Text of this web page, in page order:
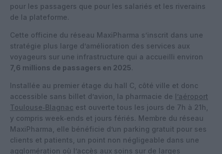
pour les passagers que pour les salariés et les riverains
de la plateforme.
Cette officine du réseau MaxiPharma s’inscrit dans une
stratégie plus large d’amélioration des services aux
voyageurs sur une infrastructure qui a accueilli environ
7,6 millions de passagers en 2025.
Installée au premier étage du hall C, côté ville et donc
accessible sans billet d’avion, la pharmacie de l’aéroport
Toulouse‑Blagnac est ouverte tous les jours de 7h à 21h,
y compris week‑ends et jours fériés. Membre du réseau
MaxiPharma, elle bénéficie d’un parking gratuit pour ses
clients et patients, un point non négligeable dans une
agglomération où l’accès aux soins sur de larges